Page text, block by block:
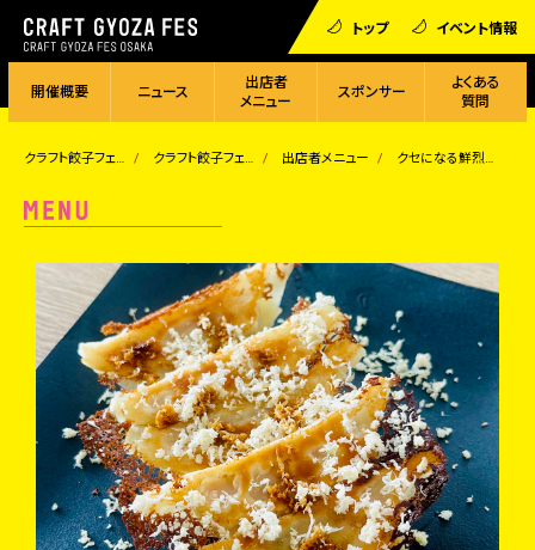
トップ イベント情報
開催概要 ニュース
出店者
メニュー
スポンサー
よくある
質問
クラフト餃子フェス クラフト餃子フェス OSAKA 2023 出店者メニュー クセになる鮮烈な辛味！北海道山わさび餃子